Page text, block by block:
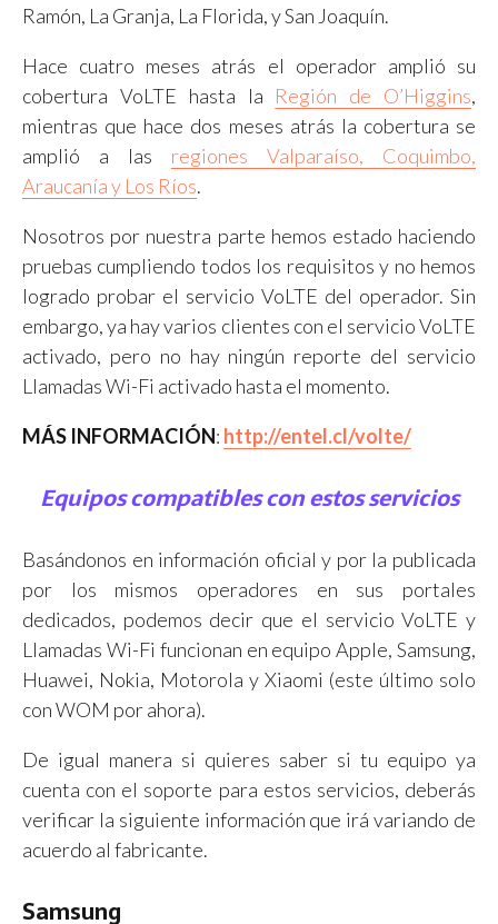
Ramón, La Granja, La Florida, y San Joaquín.
Hace cuatro meses atrás el operador amplió su
cobertura VoLTE hasta la Región de O’Higgins,
mientras que hace dos meses atrás la cobertura se
amplió a las regiones Valparaíso, Coquimbo,
Araucanía y Los Ríos.
Nosotros por nuestra parte hemos estado haciendo
pruebas cumpliendo todos los requisitos y no hemos
logrado probar el servicio VoLTE del operador. Sin
embargo, ya hay varios clientes con el servicio VoLTE
activado, pero no hay ningún reporte del servicio
Llamadas Wi-Fi activado hasta el momento.
MÁS INFORMACIÓN: http://entel.cl/volte/
Equipos compatibles con estos servicios
Basándonos en información oficial y por la publicada
por los mismos operadores en sus portales
dedicados, podemos decir que el servicio VoLTE y
Llamadas Wi-Fi funcionan en equipo Apple, Samsung,
Huawei, Nokia, Motorola y Xiaomi (este último solo
con WOM por ahora).
De igual manera si quieres saber si tu equipo ya
cuenta con el soporte para estos servicios, deberás
verificar la siguiente información que irá variando de
acuerdo al fabricante.
Samsung